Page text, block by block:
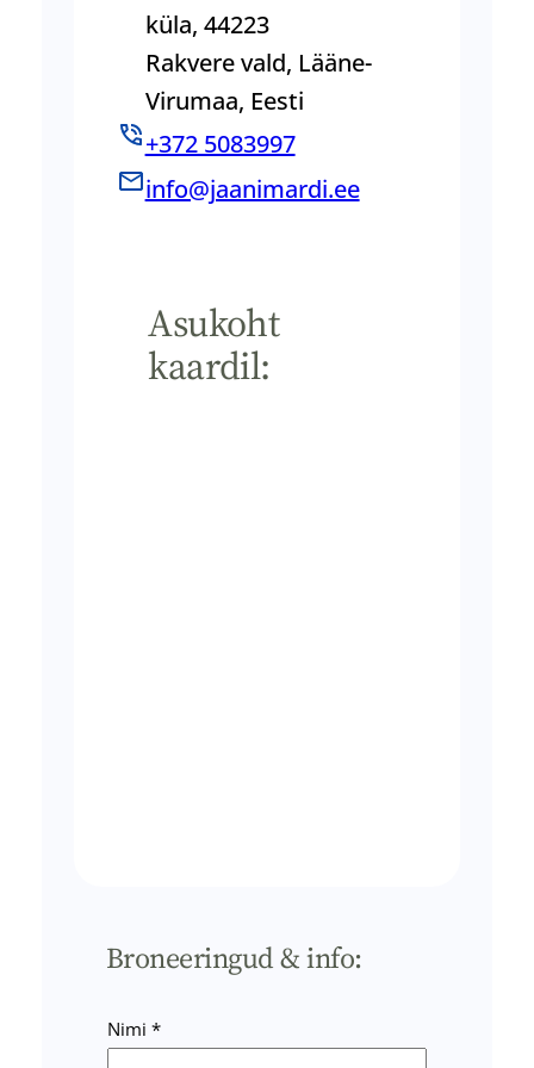
küla, 44223
Rakvere vald, Lääne-
Virumaa, Eesti
+372 5083997
info@jaanimardi.ee
Asukoht
kaardil:
Broneeringud & info:
Nimi *